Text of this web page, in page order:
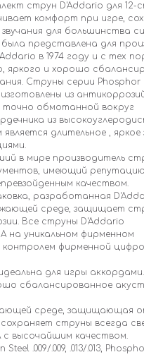
струн D'Addario для 12-
комфорт при игре,
для большинства
представлена для
в 1974 году и с тех
яркого и хорошо
Струны серии Phosphor
из
точно обмотанной вокруг
из
длительное , яркое
в мире производитель
имеющий репутацию
качеством.
разработанная
среде, защищает
Все струны D'Addario
на уникальном фирменном
фирменной
для игры аккордами.
сбалансированное
среде, защищающая
сохраняет струны всегда
высочайшим качеством.
.009/.009, .013/.013,